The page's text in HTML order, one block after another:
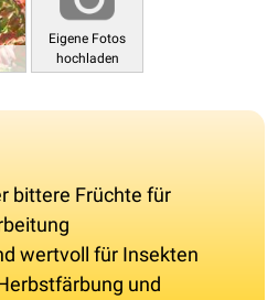
Eigene Fotos
hochladen
bittere Früchte für
wertvoll für Insekten
und